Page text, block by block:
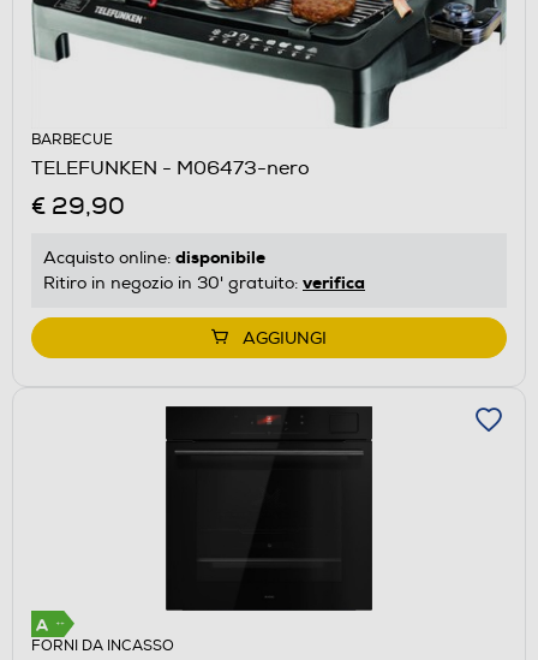
BARBECUE
TELEFUNKEN - M06473-nero
€ 29,90
Acquisto online: disponibile
Ritiro in negozio in 30' gratuito: verifica
AGGIUNGI
FORNI DA INCASSO